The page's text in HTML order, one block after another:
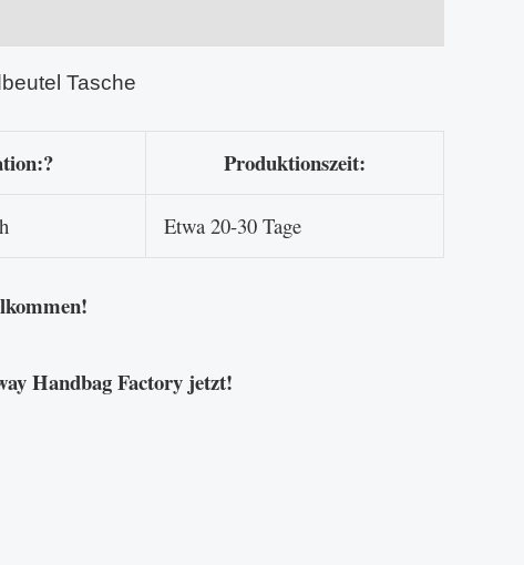
Tasche
Produktionszeit:
Etwa 20-30 Tage
Handbag Factory jetzt!